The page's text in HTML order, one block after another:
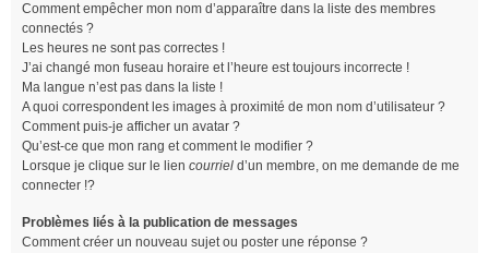
Comment empêcher mon nom d’apparaître dans la liste des membres
connectés ?
Les heures ne sont pas correctes !
J’ai changé mon fuseau horaire et l’heure est toujours incorrecte !
Ma langue n’est pas dans la liste !
A quoi correspondent les images à proximité de mon nom d’utilisateur ?
Comment puis-je afficher un avatar ?
Qu’est-ce que mon rang et comment le modifier ?
Lorsque je clique sur le lien courriel d’un membre, on me demande de me
connecter !?
Problèmes liés à la publication de messages
Comment créer un nouveau sujet ou poster une réponse ?